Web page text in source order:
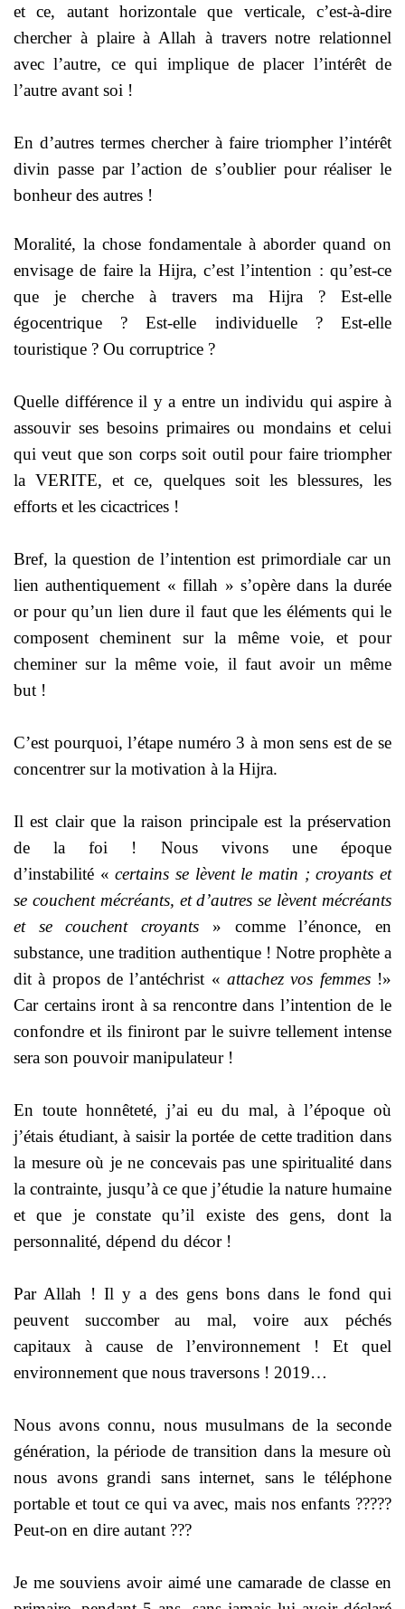
et ce, autant horizontale que verticale, c’est-à-dire
chercher à plaire à Allah à travers notre relationnel
avec l’autre, ce qui implique de placer l’intérêt de
l’autre avant soi !
En d’autres termes chercher à faire triompher l’intérêt
divin passe par l’action de s’oublier pour réaliser le
bonheur des autres !
Moralité, la chose fondamentale à aborder quand on
envisage de faire la Hijra, c’est l’intention : qu’est-ce
que je cherche à travers ma Hijra ? Est-elle
égocentrique ? Est-elle individuelle ? Est-elle
touristique ? Ou corruptrice ?
Quelle différence il y a entre un individu qui aspire à
assouvir ses besoins primaires ou mondains et celui
qui veut que son corps soit outil pour faire triompher
la VERITE, et ce, quelques soit les blessures, les
efforts et les cicactrices !
Bref, la question de l’intention est primordiale car un
lien authentiquement « fillah » s’opère dans la durée
or pour qu’un lien dure il faut que les éléments qui le
composent cheminent sur la même voie, et pour
cheminer sur la même voie, il faut avoir un même
but !
C’est pourquoi, l’étape numéro 3 à mon sens est de se
concentrer sur la motivation à la Hijra.
Il est clair que la raison principale est la préservation
de la foi ! Nous vivons une époque
d’instabilité «certains se lèvent le matin ; croyants et
se couchent mécréants, et d’autres se lèvent mécréants
et se couchent croyants » comme l’énonce, en
substance, une tradition authentique ! Notre prophète a
dit à propos de l’antéchrist « attachez vos femmes!»
Car certains iront à sa rencontre dans l’intention de le
confondre et ils finiront par le suivre tellement intense
sera son pouvoir manipulateur !
En toute honnêteté, j’ai eu du mal, à l’époque où
j’étais étudiant, à saisir la portée de cette tradition dans
la mesure où je ne concevais pas une spiritualité dans
la contrainte, jusqu’à ce que j’étudie la nature humaine
et que je constate qu’il existe des gens, dont la
personnalité, dépend du décor !
Par Allah ! Il y a des gens bons dans le fond qui
peuvent succomber au mal, voire aux péchés
capitaux à cause de l’environnement ! Et quel
environnement que nous traversons ! 2019…
Nous avons connu, nous musulmans de la seconde
génération, la période de transition dans la mesure où
nous avons grandi sans internet, sans le téléphone
portable et tout ce qui va avec, mais nos enfants ?????
Peut-on en dire autant ???
Je me souviens avoir aimé une camarade de classe en